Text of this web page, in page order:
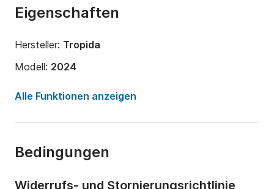
Eigenschaften
Hersteller: Tropida
Modell: 2024
Motorleistung:
Anzahl Plätze an Bord:
Alle Funktionen anzeigen
Bedingungen
Widerrufs- und Stornierungsrichtlinie